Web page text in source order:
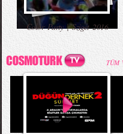
Color Party | Sziget 2016
TÜM